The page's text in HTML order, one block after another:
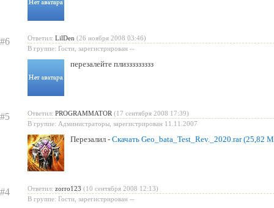
#6 Ответил: LilDen (26 ноября 2008 03:46)
В группе: Гости, зарегистрирован --
перезалейте плиззззззззз
#5 Ответил: PROGRAMMATOR (17 сентября 2008 17:39)
В группе: Администраторы, зарегистрирован 11.11.2007
Перезалил - Скачать Geo_bata_Test_Rev._2020.rar (25,82
#4 Ответил: zorro123 (10 сентября 2008 12:13)
В группе: Гости, зарегистрирован --